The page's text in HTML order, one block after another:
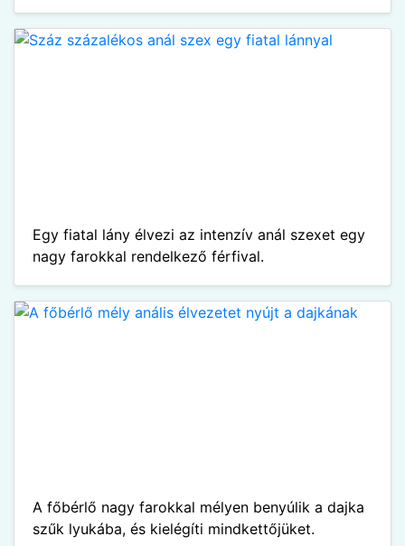
Egy fiatal lány élvezi az intenzív anál szexet egy
nagy farokkal rendelkező férfival.
A főbérlő nagy farokkal mélyen benyúlik a dajka
szűk lyukába, és kielégíti mindkettőjüket.